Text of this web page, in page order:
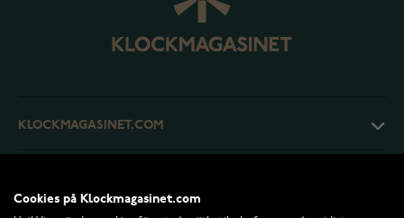
KLOCKMAGASINET.COM
Cookies på Klockmagasinet.com